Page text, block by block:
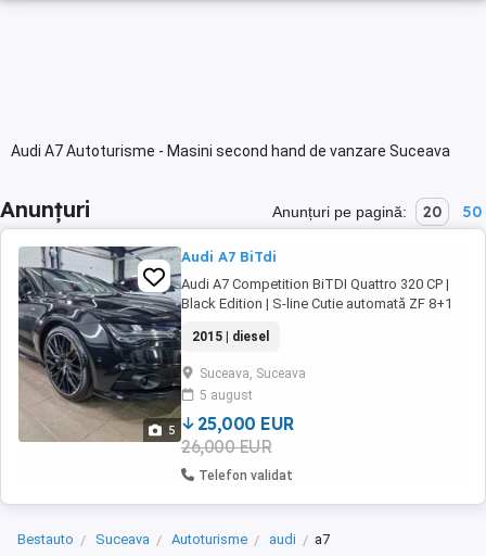
Audi A7 Autoturisme - Masini second hand de vanzare Suceava
Anunțuri Anunțuri pe pagină: 20 50
5
Audi A7 BiTdi
Audi A7 Competition BiTDI Quattro 320 CP |
Black Edition | S-line Cutie automată ZF 8+1
km REALI istoric AUDI online (ofer serie șasiu)
Înmatriculată nov. 2024 Dotări de top: Bang &
Olufsen Suspensie AER (Efficiency Comfort ...
2015 | diesel
Suceava, Suceava
5 august
25,000 EUR
26,000 EUR
Telefon validat
Bestauto Suceava Autoturisme audi a7